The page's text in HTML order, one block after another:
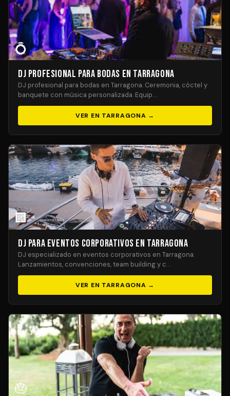
💍
DJ Profesional para Bodas en Tarragona
DJ profesional para bodas en Tarragona. Ceremonia, cóctel y
banquete con música personalizada. Equip…
VER EN TARRAGONA →
🏢
DJ para Eventos Corporativos en Tarragona
DJ especializado en eventos corporativos en Tarragona.
Lanzamientos, convenciones, team building y c…
VER EN TARRAGONA →
🎂